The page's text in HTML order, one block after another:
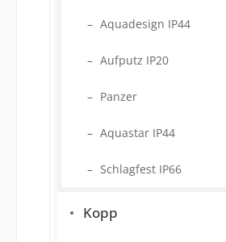
Aquadesign IP44
Aufputz IP20
Panzer
Aquastar IP44
Schlagfest IP66
Kopp